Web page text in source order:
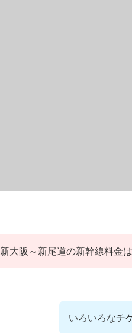
新大阪～新尾道の新幹線料金
いろいろなチ